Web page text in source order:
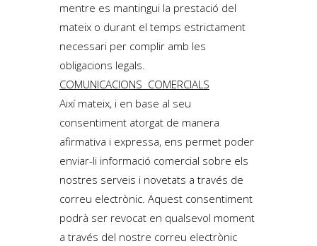
mentre es mantingui la prestació del
mateix o durant el temps estrictament
necessari per complir amb les
obligacions legals.
COMUNICACIONS COMERCIALS
Així mateix, i en base al seu
consentiment atorgat de manera
afirmativa i expressa, ens permet poder
enviar-li informació comercial sobre els
nostres serveis i novetats a través de
correu electrònic. Aquest consentiment
podrà ser revocat en qualsevol moment
a través del nostre correu electrònic